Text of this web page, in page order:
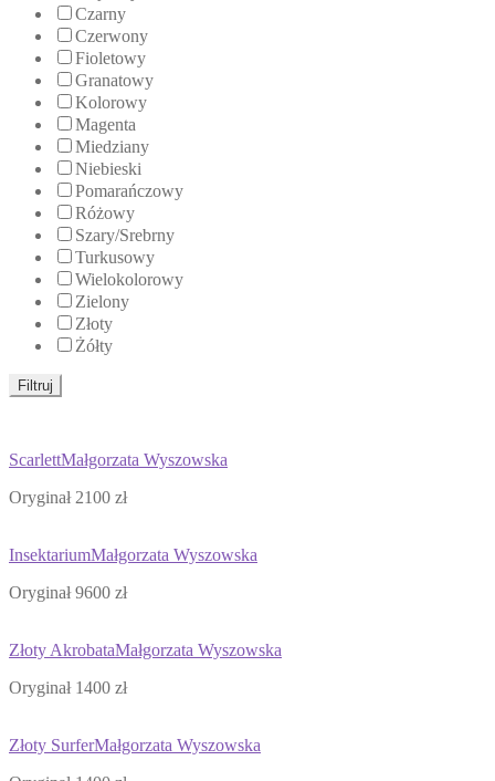
Czarny
Czerwony
Fioletowy
Granatowy
Kolorowy
Magenta
Miedziany
Niebieski
Pomarańczowy
Różowy
Szary/Srebrny
Turkusowy
Wielokolorowy
Zielony
Złoty
Żółty
Filtruj
ScarlettMałgorzata Wyszowska
Oryginał 2100 zł
InsektariumMałgorzata Wyszowska
Oryginał 9600 zł
Złoty AkrobataMałgorzata Wyszowska
Oryginał 1400 zł
Złoty SurferMałgorzata Wyszowska